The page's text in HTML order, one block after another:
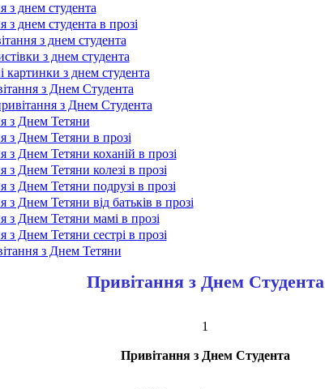
з днем студента
з днем студента в прозі
з днем студента
з днем студента
картинки з днем студента
з Днем Студента
з Днем Студента
з Днем Тетяни
з Днем Тетяни в прозі
з Днем Тетяни коханій в прозі
з Днем Тетяни колезі в прозі
з Днем Тетяни подрузі в прозі
з Днем Тетяни від батьків в прозі
з Днем Тетяни мамі в прозі
з Днем Тетяни сестрі в прозі
з Днем Тетяни
Привітання з Днем Студента
1
Привітання з Днем Студента